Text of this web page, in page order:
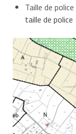
Taille de police
taille de police